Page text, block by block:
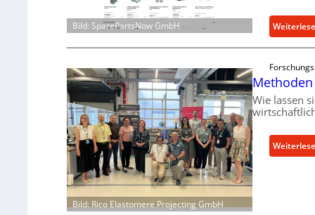
Bild: SparePartsNow GmbH
Bild: Rico Elastomere Projecting GmbH
Wie lassen